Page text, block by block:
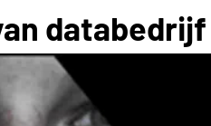
databedrijf